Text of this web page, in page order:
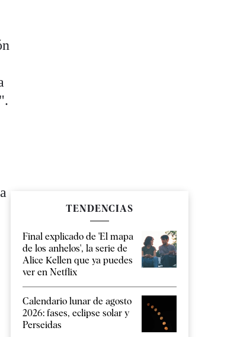
".
TENDENCIAS
Final explicado de 'El mapa
de los anhelos', la serie de
Alice Kellen que ya puedes
ver en Netflix
Calendario lunar de agosto
2026: fases, eclipse solar y
Perseidas